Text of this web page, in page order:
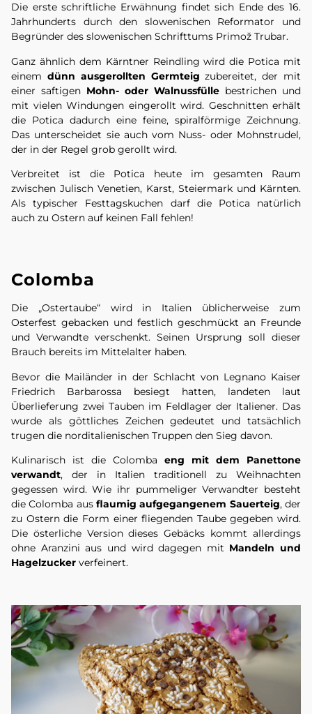
Die erste schriftliche Erwähnung findet sich Ende des 16.
Jahrhunderts durch den slowenischen Reformator und
Begründer des slowenischen Schrifttums Primož Trubar.
Ganz ähnlich dem Kärntner Reindling wird die Potica mit
einem dünn ausgerollten Germteigzubereitet, der mit
einer saftigen Mohn- oder Walnussfülle bestrichen und
mit vielen Windungen eingerollt wird. Geschnitten erhält
die Potica dadurch eine feine, spiralförmige Zeichnung.
Das unterscheidet sie auch vom Nuss- oder Mohnstrudel,
der in der Regel grob gerollt wird.
Verbreitet ist die Potica heute im gesamten Raum
zwischen Julisch Venetien, Karst, Steiermark und Kärnten.
Als typischer Festtagskuchen darf die Potica natürlich
auch zu Ostern auf keinen Fall fehlen!
Colomba
Die „Ostertaube“ wird in Italien üblicherweise zum
Osterfest gebacken und festlich geschmückt an Freunde
und Verwandte verschenkt. Seinen Ursprung soll dieser
Brauch bereits im Mittelalter haben.
Bevor die Mailänder in der Schlacht von Legnano Kaiser
Friedrich Barbarossa besiegt hatten, landeten laut
Überlieferung zwei Tauben im Feldlager der Italiener. Das
wurde als göttliches Zeichen gedeutet und tatsächlich
trugen die norditalienischen Truppen den Sieg davon.
Kulinarisch ist die Colomba eng mit dem Panettone
verwandt, der in Italien traditionell zu Weihnachten
gegessen wird. Wie ihr pummeliger Verwandter besteht
die Colomba aus flaumig aufgegangenem Sauerteig, der
zu Ostern die Form einer fliegenden Taube gegeben wird.
Die österliche Version dieses Gebäcks kommt allerdings
ohne Aranzini aus und wird dagegen mit Mandeln und
Hagelzucker verfeinert.